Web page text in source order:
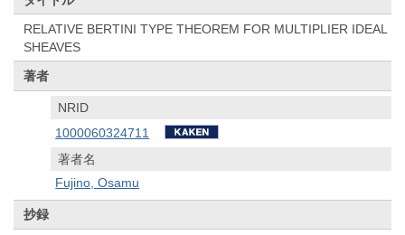
RELATIVE BERTINI TYPE THEOREM FOR MULTIPLIER IDEAL
SHEAVES
著者
NRID
1000060324711
著者名
Fujino, Osamu
抄録